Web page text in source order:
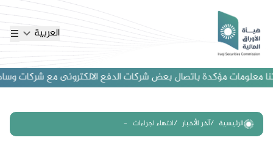
العربية
معلومات مؤكدة باتصال بعض شركات الدفع الالكترونى مع شركات وساطة
الرئيسية آخر الأخبار انتهاء اجراءات -